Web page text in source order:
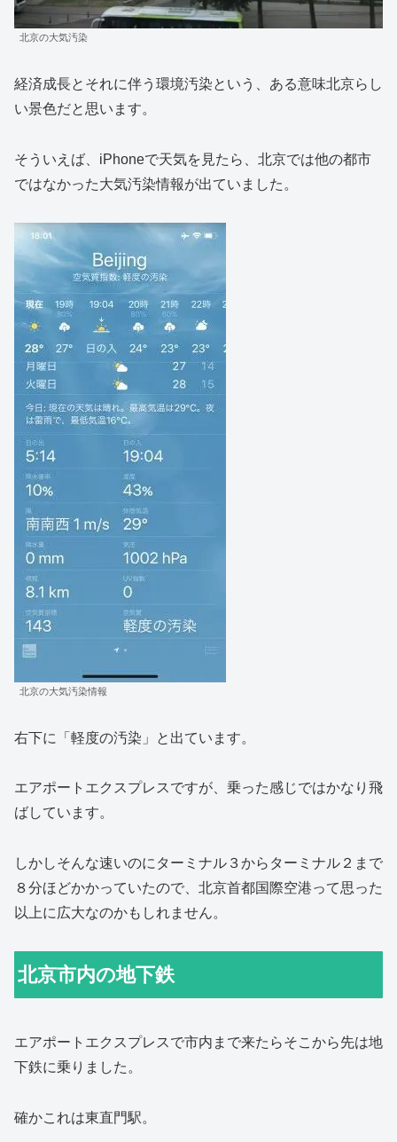
北京の大気汚染
経済成長とそれに伴う環境汚染という、ある意味北京らし
い景色だと思います。
そういえば、iPhoneで天気を見たら、北京では他の都市
ではなかった大気汚染情報が出ていました。
北京の大気汚染情報
右下に「軽度の汚染」と出ています。
エアポートエクスプレスですが、乗った感じではかなり飛
ばしています。
しかしそんな速いのにターミナル３からターミナル２まで
８分ほどかかっていたので、北京首都国際空港って思った
以上に広大なのかもしれません。
北京市内の地下鉄
エアポートエクスプレスで市内まで来たらそこから先は地
下鉄に乗りました。
確かこれは東直門駅。